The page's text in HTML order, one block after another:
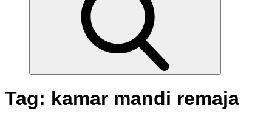
Tag: kamar mandi remaja